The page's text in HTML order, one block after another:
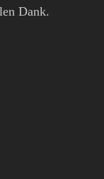
Dank.